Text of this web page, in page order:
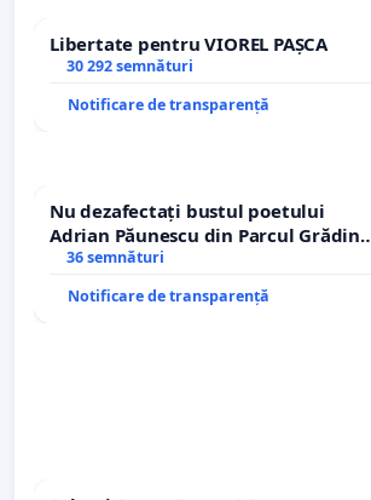
Libertate pentru VIOREL PAȘCA
30 292 semnături
Notificare de transparență
Nu dezafectați bustul poetului
Adrian Păunescu din Parcul Grădina
Icoanei! Stop cenzurii culturale!
36 semnături
Notificare de transparență